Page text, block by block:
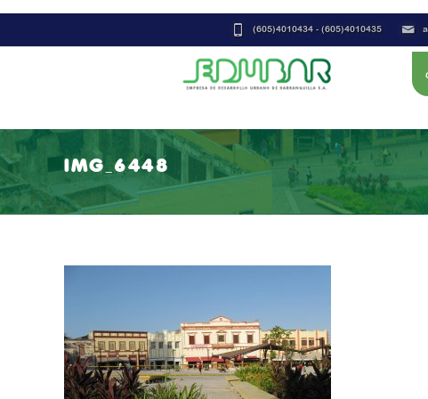
(605)4010434 - (605)4010435
IMG_6448